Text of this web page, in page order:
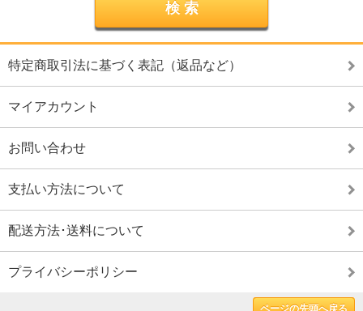
特定商取引法に基づく表記（返品など）
マイアカウント
お問い合わせ
支払い方法について
配送方法･送料について
プライバシーポリシー
ページの先頭へ戻る